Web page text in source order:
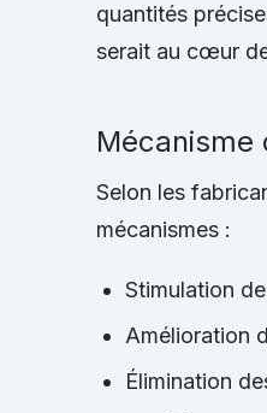
quantités
serait au cœur
Mécanisme
Selon les
mécanismes :
Stimulation
Amélioration
Élimination